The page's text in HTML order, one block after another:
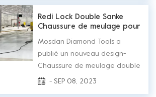
tampons de meulage
triangulaires à mini points de 3
pouces pour le meulage des
coins.Il peut être réalisé en
Grain 6#, 16#, 18/20#, 30/40#,
60/80#, 100/120#,...
Redi Lock Double Sanke
Chaussure de meulage pour
béton
Mosdan Diamond Tools a
publié un nouveau design-
Chaussure de meulage double
serpent Redi Lock Pour
- SEP 08, 2023